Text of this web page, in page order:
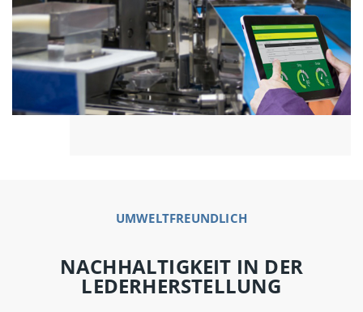
UMWELTFREUNDLICH
NACHHALTIGKEIT IN DER
LEDERHERSTELLUNG